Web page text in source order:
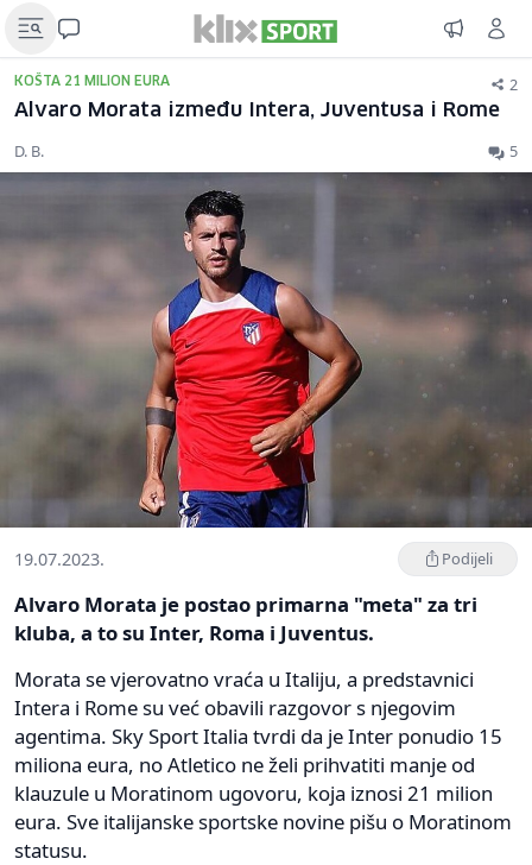
KOŠTA 21 MILION EURA 2
Alvaro Morata između Intera, Juventusa i Rome
D. B. 5
19.07.2023. Podijeli
Alvaro Morata je postao primarna "meta" za tri
kluba, a to su Inter, Roma i Juventus.
Morata se vjerovatno vraća u Italiju, a predstavnici
Intera i Rome su već obavili razgovor s njegovim
agentima. Sky Sport Italia tvrdi da je Inter ponudio 15
miliona eura, no Atletico ne želi prihvatiti manje od
klauzule u Moratinom ugovoru, koja iznosi 21 milion
eura. Sve italijanske sportske novine pišu o Moratinom
statusu.